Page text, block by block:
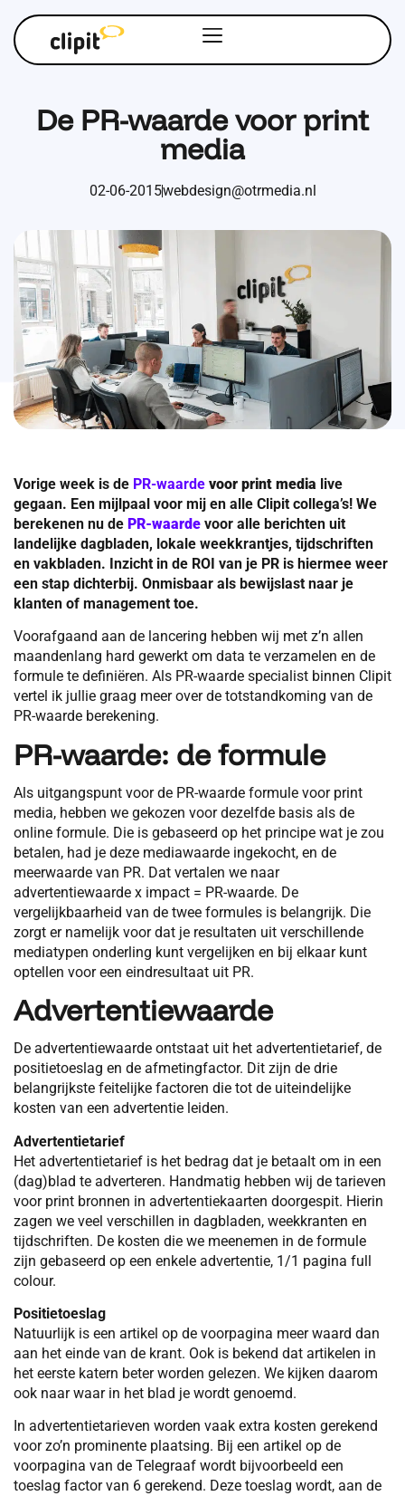
De PR-waarde voor print
media
02-06-2015webdesign@otrmedia.nl
Vorige week is de PR-waarde voor print media live
gegaan. Een mijlpaal voor mij en alle Clipit collega’s! We
berekenen nu de PR-waarde voor alle berichten uit
landelijke dagbladen, lokale weekkrantjes, tijdschriften
en vakbladen. Inzicht in de ROI van je PR is hiermee weer
een stap dichterbij. Onmisbaar als bewijslast naar je
klanten of management toe.
Voorafgaand aan de lancering hebben wij met z’n allen
maandenlang hard gewerkt om data te verzamelen en de
formule te definiëren. Als PR-waarde specialist binnen Clipit
vertel ik jullie graag meer over de totstandkoming van de
PR-waarde berekening.
PR-waarde: de formule
Als uitgangspunt voor de PR-waarde formule voor print
media, hebben we gekozen voor dezelfde basis als de
online formule. Die is gebaseerd op het principe wat je zou
betalen, had je deze mediawaarde ingekocht, en de
meerwaarde van PR. Dat vertalen we naar
advertentiewaarde x impact = PR-waarde. De
vergelijkbaarheid van de twee formules is belangrijk. Die
zorgt er namelijk voor dat je resultaten uit verschillende
mediatypen onderling kunt vergelijken en bij elkaar kunt
optellen voor een eindresultaat uit PR.
Advertentiewaarde
De advertentiewaarde ontstaat uit het advertentietarief, de
positietoeslag en de afmetingfactor. Dit zijn de drie
belangrijkste feitelijke factoren die tot de uiteindelijke
kosten van een advertentie leiden.
Advertentietarief
Het advertentietarief is het bedrag dat je betaalt om in een
(dag)blad te adverteren. Handmatig hebben wij de tarieven
voor print bronnen in advertentiekaarten doorgespit. Hierin
zagen we veel verschillen in dagbladen, weekkranten en
tijdschriften. De kosten die we meenemen in de formule
zijn gebaseerd op een enkele advertentie, 1/1 pagina full
colour.
Positietoeslag
Natuurlijk is een artikel op de voorpagina meer waard dan
aan het einde van de krant. Ook is bekend dat artikelen in
het eerste katern beter worden gelezen. We kijken daarom
ook naar waar in het blad je wordt genoemd.
In advertentietarieven worden vaak extra kosten gerekend
voor zo’n prominente plaatsing. Bij een artikel op de
voorpagina van de Telegraaf wordt bijvoorbeeld een
toeslag factor van 6 gerekend. Deze toeslag wordt, aan de